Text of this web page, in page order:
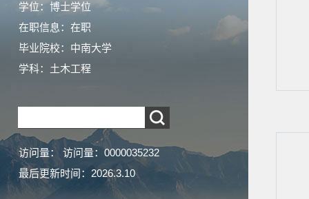
学位：博士学位
在职信息：在职
毕业院校：中南大学
学科：土木工程
访问量： 访问量： 0000035232
最后更新时间： 2026.3.10